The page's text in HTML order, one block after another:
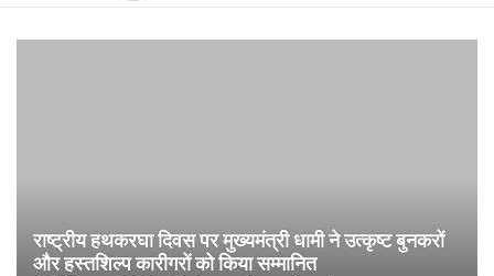
राष्ट्रीय हथकरघा दिवस पर मुख्यमंत्री धामी ने उत्कृष्ट बुनकरों
और हस्तशिल्प कारीगरों को किया सम्मानित